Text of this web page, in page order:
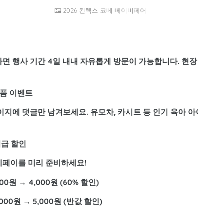
2026 킨텍스 코베 베이비페어
행사 기간 4일 내내 자유롭게 방문이 가능합니다. 현
이벤트
지에 댓글만 남겨보세요. 유모차, 카시트 등 인기 육아
할인
이를 미리 준비하세요!
원 → 4,000원 (60% 할인)
원 → 5,000원 (반값 할인)